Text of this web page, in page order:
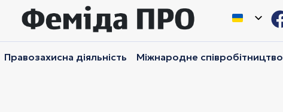
Правозахисна діяльність Міжнародне співробітництво